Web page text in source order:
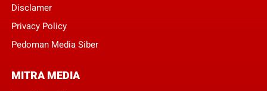
Disclamer
Privacy Policy
Pedoman Media Siber
MITRA MEDIA